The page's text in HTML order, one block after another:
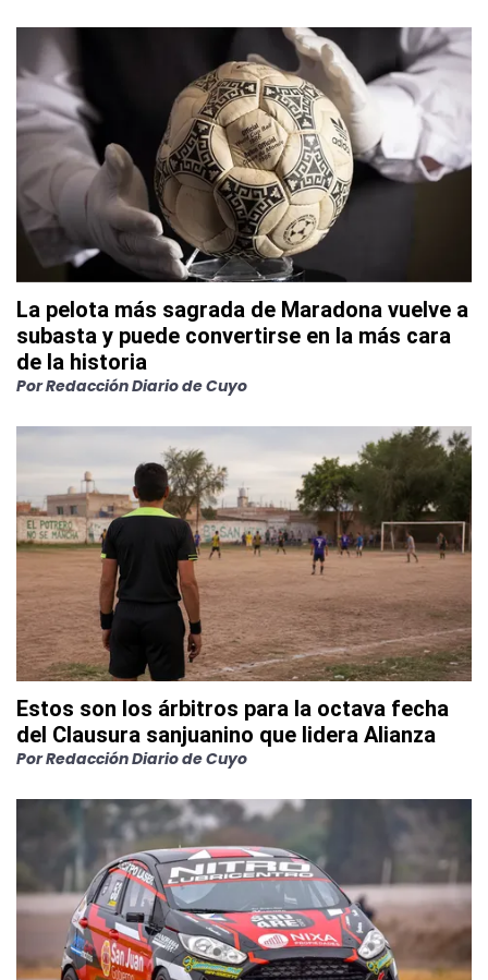
La pelota más sagrada de Maradona vuelve a
subasta y puede convertirse en la más cara
de la historia
PorRedacción Diario de Cuyo
Estos son los árbitros para la octava fecha
del Clausura sanjuanino que lidera Alianza
PorRedacción Diario de Cuyo